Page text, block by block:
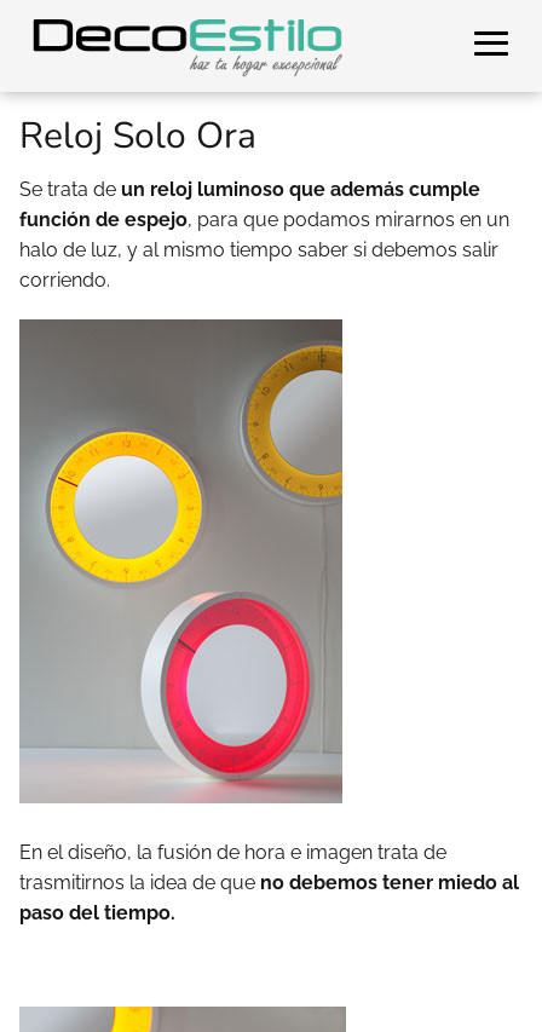
Reloj Solo Ora
Se trata de un reloj luminoso que además cumple
función de espejo, para que podamos mirarnos en un
halo de luz, y al mismo tiempo saber si debemos salir
corriendo.
En el diseño, la fusión de hora e imagen trata de
trasmitirnos la idea de que no debemos tener miedo al
paso del tiempo.